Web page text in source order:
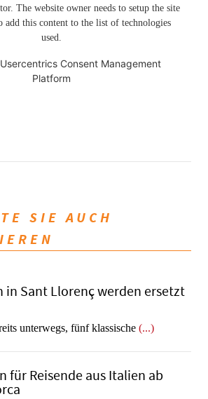
The website owner needs to setup the site
add this content to the list of technologies
used.
Usercentrics Consent Management
Platform
SIE AUCH
in Sant Llorenç werden ersetzt
unterwegs, fünf klassische (...)
für Reisende aus Italien ab